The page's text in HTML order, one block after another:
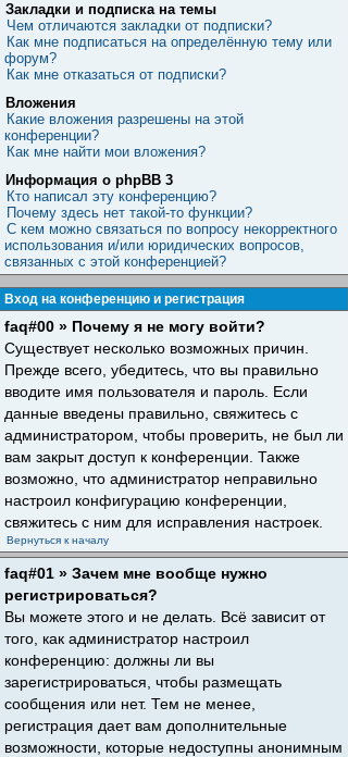
Закладки и подписка на темы
Чем отличаются закладки от подписки?
Как мне подписаться на определённую тему или
форум?
Как мне отказаться от подписки?
Вложения
Какие вложения разрешены на этой
конференции?
Как мне найти мои вложения?
Информация о phpBB 3
Кто написал эту конференцию?
Почему здесь нет такой-то функции?
С кем можно связаться по вопросу некорректного
использования и/или юридических вопросов,
связанных с этой конференцией?
Вход на конференцию и регистрация
faq#00 » Почему я не могу войти?
Существует несколько возможных причин.
Прежде всего, убедитесь, что вы правильно
вводите имя пользователя и пароль. Если
данные введены правильно, свяжитесь с
администратором, чтобы проверить, не был ли
вам закрыт доступ к конференции. Также
возможно, что администратор неправильно
настроил конфигурацию конференции,
свяжитесь с ним для исправления настроек.
Вернуться к началу
faq#01 » Зачем мне вообще нужно
регистрироваться?
Вы можете этого и не делать. Всё зависит от
того, как администратор настроил
конференцию: должны ли вы
зарегистрироваться, чтобы размещать
сообщения или нет. Тем не менее,
регистрация дает вам дополнительные
возможности, которые недоступны анонимным